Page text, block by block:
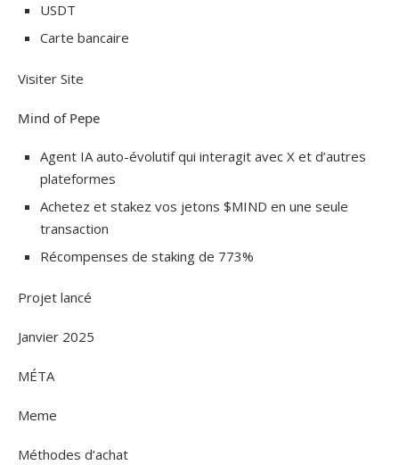
USDT
Carte bancaire
Visiter Site
Mind of Pepe
Agent IA auto-évolutif qui interagit avec X et d’autres
plateformes
Achetez et stakez vos jetons $MIND en une seule
transaction
Récompenses de staking de 773%
Projet lancé
Janvier 2025
MÉTA
Meme
Méthodes d’achat